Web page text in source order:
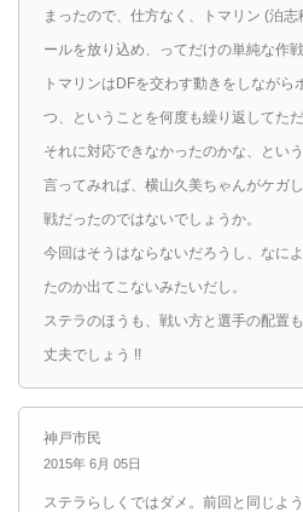
まったので、仕方なく、トマリン (泊
ールを放り込め、ってだけの単純な作
トマリンはDFを交わす動きをしなが
つ、ということを何度も繰り返してた
それに対応できなかったのかな、という
言ってみれば、横山久美ちゃんがケガ
戦だったのではないでしょうか。
今回はそうはならないだろうし、なに
たのか出てこないみたいだし。
ステラのほうも、戦い方と選手の配置
丈夫でしょう !!
神戸市民
2015年 6月 05日
ステラらしくではダメ。前回と同じよ